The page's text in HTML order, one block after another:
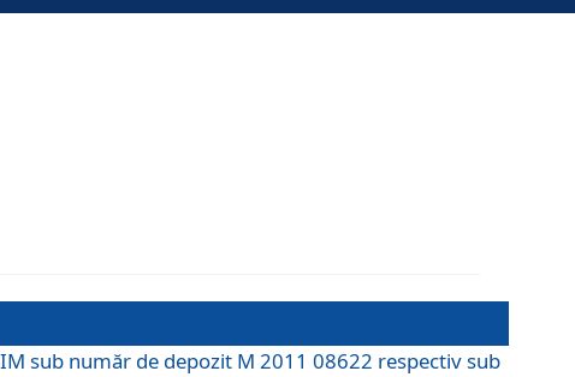
sub număr de depozit M 2011 08622 respectiv sub